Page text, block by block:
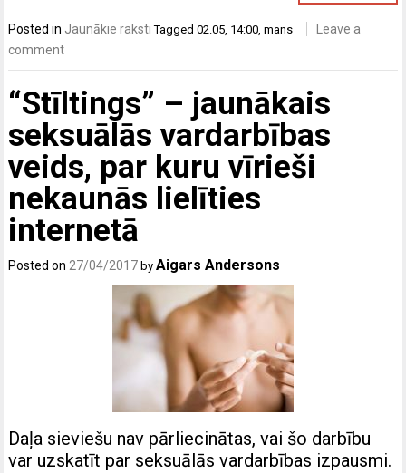
Posted in Jaunākie raksti Tagged02.05 14:00 ,mans
Leave a
comment
“Stīltings” – jaunākais
seksuālās vardarbības
veids, par kuru vīrieši
nekaunās lielīties
internetā
Posted on 27/04/2017 byAigars Andersons
Daļa sieviešu nav pārliecinātas, vai šo darbību
var uzskatīt par seksuālās vardarbības izpausmi.